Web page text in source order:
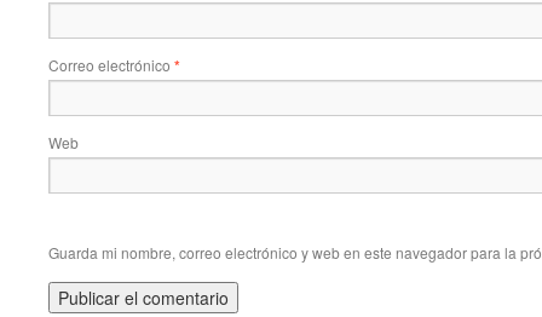
Correo electrónico *
Web
Guarda mi nombre, correo electrónico y web en este navegador para la